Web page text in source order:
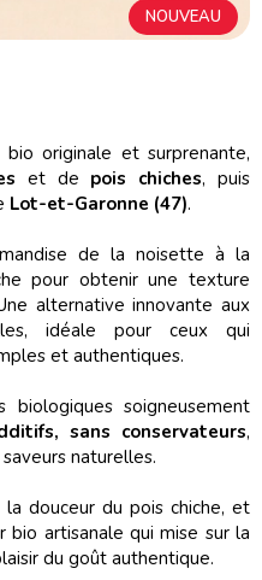
NOUVEAU
originale et surprenante,
et de pois chiches, puis
Lot-et-Garonne (47).
de la noisette à la
pour obtenir une texture
alternative innovante aux
idéale pour ceux qui
et authentiques.
biologiques soigneusement
sans conservateurs,
naturelles.
douceur du pois chiche, et
artisanale qui mise sur la
du goût authentique.